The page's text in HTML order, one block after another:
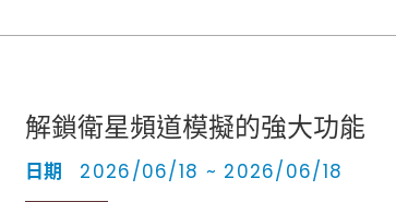
解鎖衛星頻道模擬的強大功能
日期 2026/06/18 ~ 2026/06/18